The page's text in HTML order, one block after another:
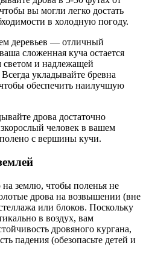
вы могли легко достать
в холодную погоду.
деревьев — отличный
сложенная куча остается
и надлежащей
укладывайте бревна
обеспечить наилучшую
дрова достаточно
человек в вашем
с вершины кучи.
землю, чтобы поленья не
дрова на возвышении (вне
или блоков. Поскольку
в воздух, вам
дровяного кургана,
падения (обезопасьте детей и